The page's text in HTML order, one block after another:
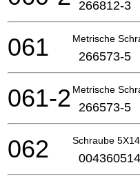
266812-3
Metrische
061 266573-5
Metrische
061-2 266573-5
Schraube
062